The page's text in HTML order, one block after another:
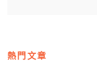
熱門文章